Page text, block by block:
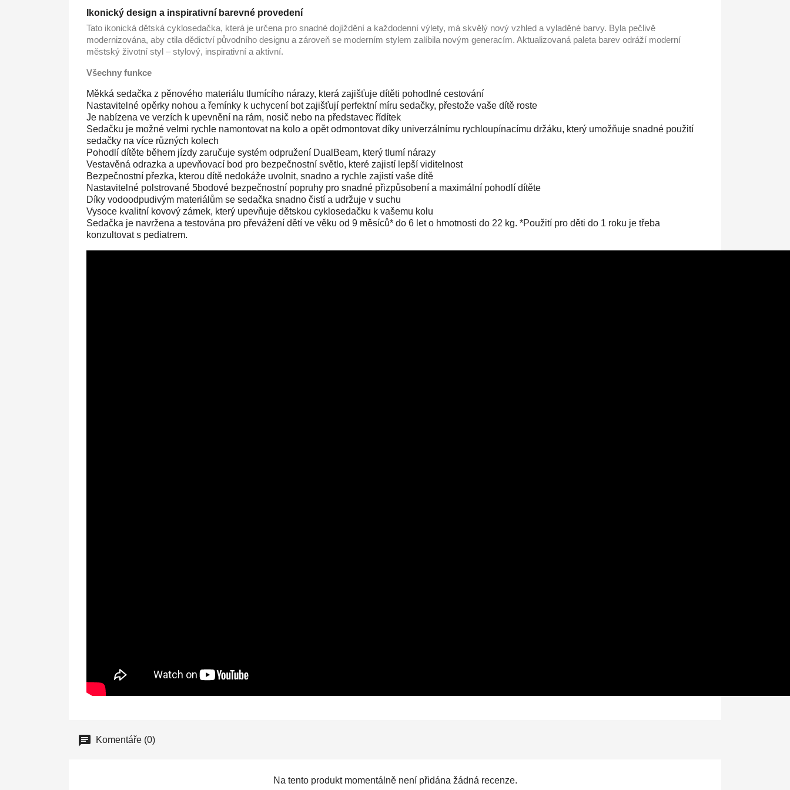
Ikonický design a inspirativní barevné provedení
Tato ikonická dětská cyklosedačka, která je určena pro snadné dojíždění a každodenní výlety, má skvělý nový vzhled a vyladěné barvy. Byla pečlivě
modernizována, aby ctila dědictví původního designu a zároveň se moderním stylem zalíbila novým generacím. Aktualizovaná paleta barev odráží moderní
městský životní styl – stylový, inspirativní a aktivní.
Všechny funkce
Měkká sedačka z pěnového materiálu tlumícího nárazy, která zajišťuje dítěti pohodlné cestování
Nastavitelné opěrky nohou a řemínky k uchycení bot zajišťují perfektní míru sedačky, přestože vaše dítě roste
Je nabízena ve verzích k upevnění na rám, nosič nebo na představec řídítek
Sedačku je možné velmi rychle namontovat na kolo a opět odmontovat díky univerzálnímu rychloupínacímu držáku, který umožňuje snadné použití
sedačky na více různých kolech
Pohodlí dítěte během jízdy zaručuje systém odpružení DualBeam, který tlumí nárazy
Vestavěná odrazka a upevňovací bod pro bezpečnostní světlo, které zajistí lepší viditelnost
Bezpečnostní přezka, kterou dítě nedokáže uvolnit, snadno a rychle zajistí vaše dítě
Nastavitelné polstrované 5bodové bezpečnostní popruhy pro snadné přizpůsobení a maximální pohodlí dítěte
Díky vodoodpudivým materiálům se sedačka snadno čistí a udržuje v suchu
Vysoce kvalitní kovový zámek, který upevňuje dětskou cyklosedačku k vašemu kolu
Sedačka je navržena a testována pro převážení dětí ve věku od 9 měsíců* do 6 let o hmotnosti do 22 kg. *Použití pro děti do 1 roku je třeba
konzultovat s pediatrem.
Komentáře (0)
Na tento produkt momentálně není přidána žádná recenze.